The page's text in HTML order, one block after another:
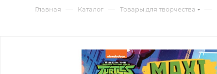
Главная — Каталог — Товары для творчества —